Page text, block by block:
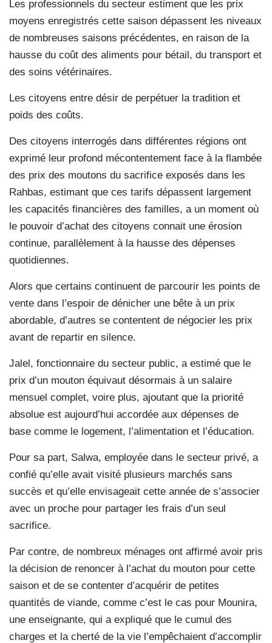
Les professionnels du secteur estiment que les prix
moyens enregistrés cette saison dépassent les niveaux
de nombreuses saisons précédentes, en raison de la
hausse du coût des aliments pour bétail, du transport et
des soins vétérinaires.
Les citoyens entre désir de perpétuer la tradition et
poids des coûts.
Des citoyens interrogés dans différentes régions ont
exprimé leur profond mécontentement face à la flambée
des prix des moutons du sacrifice exposés dans les
Rahbas, estimant que ces tarifs dépassent largement
les capacités financières des familles, a un moment où
le pouvoir d’achat des citoyens connait une érosion
continue, parallèlement à la hausse des dépenses
quotidiennes.
Alors que certains continuent de parcourir les points de
vente dans l’espoir de dénicher une bête à un prix
abordable, d’autres se contentent de négocier les prix
avant de repartir en silence.
Jalel, fonctionnaire du secteur public, a estimé que le
prix d’un mouton équivaut désormais à un salaire
mensuel complet, voire plus, ajoutant que la priorité
absolue est aujourd’hui accordée aux dépenses de
base comme le logement, l’alimentation et l’éducation.
Pour sa part, Salwa, employée dans le secteur privé, a
confié qu’elle avait visité plusieurs marchés sans
succès et qu’elle envisageait cette année de s’associer
avec un proche pour partager les frais d’un seul
sacrifice.
Par contre, de nombreux ménages ont affirmé avoir pris
la décision de renoncer à l’achat du mouton pour cette
saison et de se contenter d’acquérir de petites
quantités de viande, comme c’est le cas pour Mounira,
une enseignante, qui a expliqué que le cumul des
charges et la cherté de la vie l’empêchaient d’accomplir